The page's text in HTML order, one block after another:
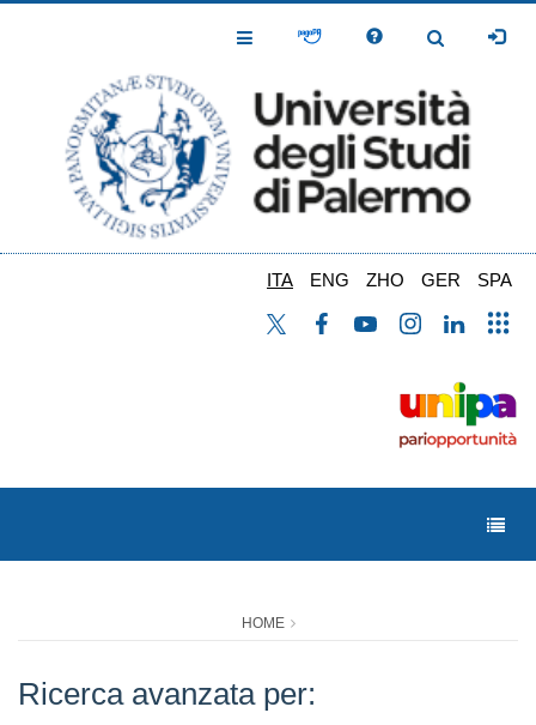
Toggle
Toggle
ITA ENG ZHO GER SPA
HOME
Ricerca avanzata per: